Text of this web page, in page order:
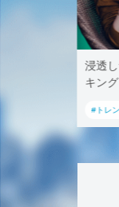
浸透
キン
#トレ